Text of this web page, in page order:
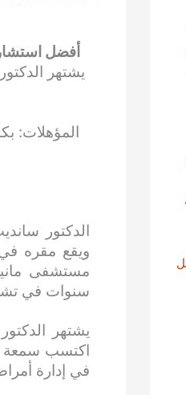
أفضل
يشتهر
المؤهلات:
الدكتور
ويقع مقره
مستشفى
سنوات في
يشتهر
اكتسب سمعة
في إدارة